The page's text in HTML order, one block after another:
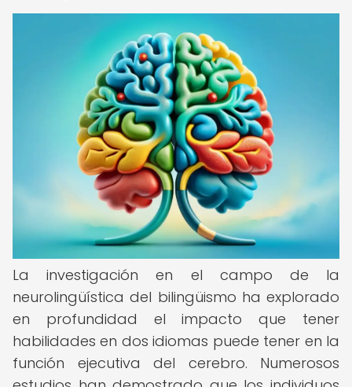
La investigación en el campo de la
neurolingüística del bilingüismo ha explorado
en profundidad el impacto que tener
habilidades en dos idiomas puede tener en la
función ejecutiva del cerebro. Numerosos